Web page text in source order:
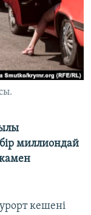
миллиондай
кешені